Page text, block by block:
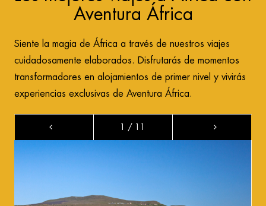
Aventura África
Siente la magia de África a través de nuestros viajes
cuidadosamente elaborados. Disfrutarás de momentos
transformadores en alojamientos de primer nivel y vivirás
experiencias exclusivas de Aventura África.
1 / 11